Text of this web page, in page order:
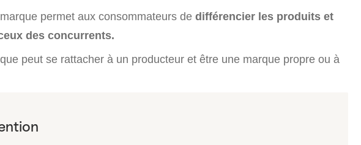
permet aux consommateurs de différencier les produits et
des concurrents.
peut se rattacher à un producteur et être une marque propre ou à